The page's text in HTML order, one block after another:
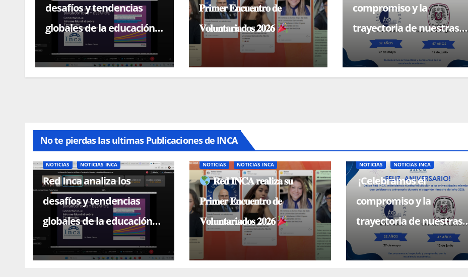
desafíos y tendencias
globales de la educación
superior en conferencia
magistral con el Dr. Paulo
𝐏𝐫𝐢𝐦𝐞𝐫 𝐄𝐧𝐜𝐮𝐞𝐧𝐭𝐫𝐨 𝐝𝐞
𝐕𝐨𝐥𝐮𝐧𝐭𝐚𝐫𝐢𝐚𝐝𝐨𝐬 𝟐𝟎𝟐𝟔
compromiso y la
trayectoria de nuestras
universidades miembros!
No te pierdas las ultimas Publicaciones de INCA
NOTICIAS NOTICIAS INCA
Red Inca analiza los
desafíos y tendencias
globales de la educación
superior en conferencia
magistral con el Dr. Paulo
NOTICIAS NOTICIAS INCA
𝐑𝐞𝐝 𝐈𝐍𝐂𝐀 𝐫𝐞𝐚𝐥𝐢𝐳𝐚 𝐬𝐮
𝐏𝐫𝐢𝐦𝐞𝐫 𝐄𝐧𝐜𝐮𝐞𝐧𝐭𝐫𝐨 𝐝𝐞
𝐕𝐨𝐥𝐮𝐧𝐭𝐚𝐫𝐢𝐚𝐝𝐨𝐬 𝟐𝟎𝟐𝟔
NOTICIAS NOTICIAS INCA
¡Celebramos el
compromiso y la
trayectoria de nuestras
universidades miembros!